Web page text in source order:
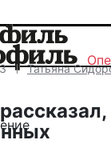
Татьяна